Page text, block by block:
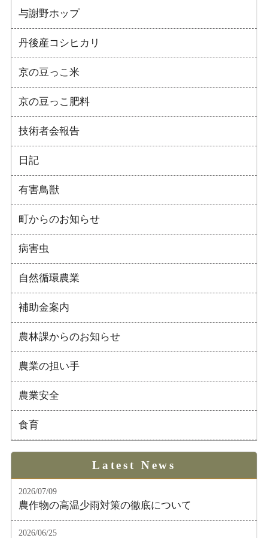
与謝野ホップ
丹後産コシヒカリ
京の豆っこ米
京の豆っこ肥料
技術者会報告
日記
有害鳥獣
町からのお知らせ
病害虫
自然循環農業
補助金案内
農林課からのお知らせ
農業の担い手
農業安全
食育
Latest News
2026/07/09
農作物の高温少雨対策の徹底について
2026/06/25